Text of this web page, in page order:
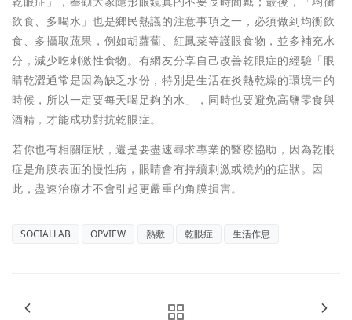
飲食、多喝水」也是鄉民熱議的注意事項之一，必須做到均衡飲
食、多攝取蔬果，例如胡蘿蔔、紅鳳菜等護眼食物，並多補充水
分，減少吃刺激性食物。有網友分享自己改善乾眼症的經驗「眼
睛乾澀通常是因為缺乏水份，特別是生活在炎熱乾燥的環境中的
時候，所以一定要每天喝足夠的水」，同時也要避免高鹽零食與
酒精，才能成功對抗乾眼症。
若你也有相關症狀，還是要盡速尋求專業的醫療協助，因為乾眼
症是角膜表面的慢性病，眼睛會有持續刺激或燒灼的症狀。因
此，盡速治療才不會引起更嚴重的角膜損害。
SOCIALLAB OPVIEW 熱敷 乾眼症 生活作息